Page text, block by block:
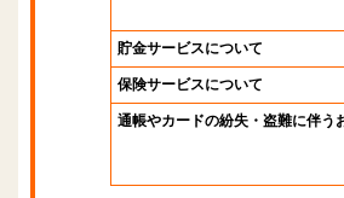
貯金サービスについて
保険サービスについて
通帳やカードの紛失・盗難に伴う